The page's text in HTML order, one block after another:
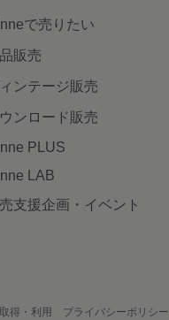
で売りたい
販売
ンテージ販売
ンロード販売
PLUS
LAB
支援企画・イベント
得・利用 プライバシーポリシー